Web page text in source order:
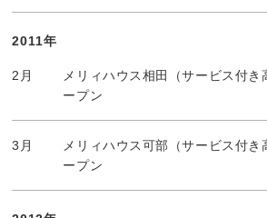
2011年
2月
メリィハウス相田（サービス付
ープン
3月
メリィハウス可部（サービス付
ープン